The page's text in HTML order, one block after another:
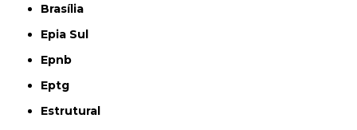
Brasília
Epia Sul
Epnb
Eptg
Estrutural